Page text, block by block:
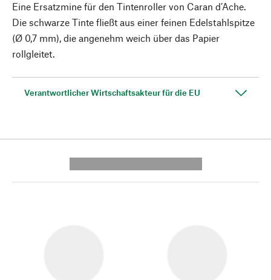
Eine Ersatzmine für den Tintenroller von Caran d’Ache.
Die schwarze Tinte fließt aus einer feinen Edelstahlspitze
(Ø 0,7 mm), die angenehm weich über das Papier
rollgleitet.
Verantwortlicher Wirtschaftsakteur für die EU